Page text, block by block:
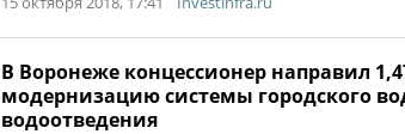
В Воронеже концессионер направил
модернизацию системы городского
водоотведения